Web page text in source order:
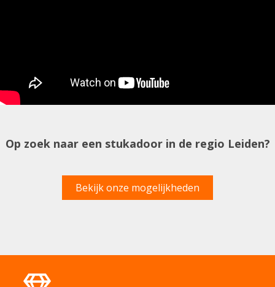
Op zoek naar een stukadoor in de regio Leiden?
Bekijk onze mogelijkheden